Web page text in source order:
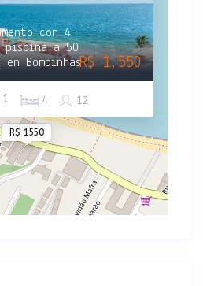
R$ 1550
con 4
piscina a 50
Bombinhas
12
4
R$ 1,550